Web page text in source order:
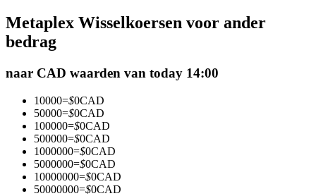
Sluit je aan bij top traders
Word een Copy Trader
Metaplex Wisselkoersen voor ander
bedrag
naar CAD waarden van today 14:00
10000=$0CAD
50000=$0CAD
100000=$0CAD
500000=$0CAD
1000000=$0CAD
5000000=$0CAD
10000000=$0CAD
50000000=$0CAD